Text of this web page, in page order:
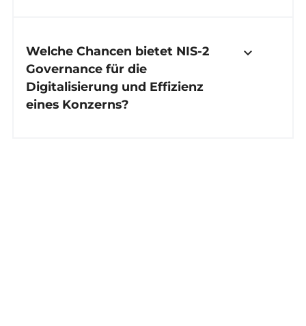
Welche Chancen bietet NIS-2
Governance für die
Digitalisierung und Effizienz
eines Konzerns?
keyboard_arrow_down